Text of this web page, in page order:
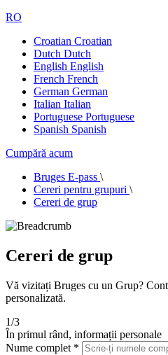
RO
Croatian Croatian
Dutch Dutch
English English
French French
German German
Italian Italian
Portuguese Portuguese
Spanish Spanish
Cumpără acum
Bruges E-pass \
Cereri pentru grupuri \
Cereri de grup
Cereri de grup
Vă vizitați Bruges cu un Grup?
personalizată.
1/3
În primul rând, informații personale
Nume complet *